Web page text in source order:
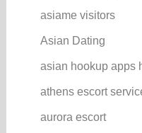
asiame visitors
Asian Dating
asian hookup apps
athens escort
aurora escort